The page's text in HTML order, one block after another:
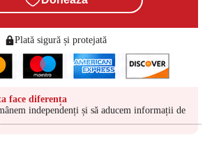
Plată sigură și protejată
face diferența
independenți și să aducem informații de